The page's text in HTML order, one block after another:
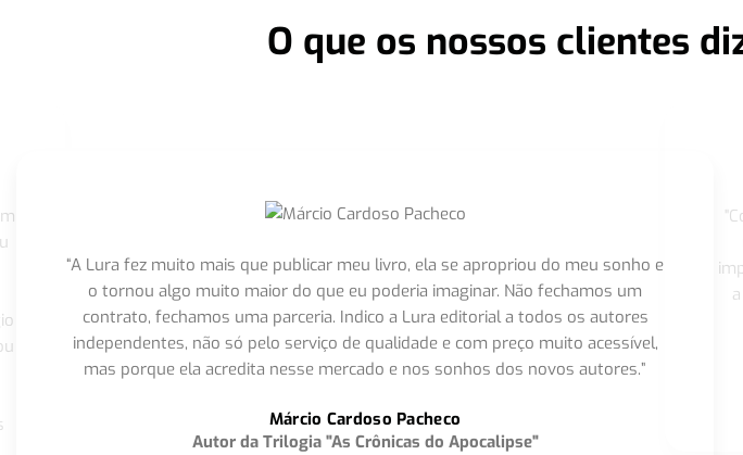
O que os nossos clientes
“A Lura fez muito mais que publicar meu livro, ela se apropriou do meu sonho e
o tornou algo muito maior do que eu poderia imaginar. Não fechamos um
contrato, fechamos uma parceria. Indico a Lura editorial a todos os autores
independentes, não só pelo serviço de qualidade e com preço muito acessível,
mas porque ela acredita nesse mercado e nos sonhos dos novos autores.”
Márcio Cardoso Pacheco
Autor da Trilogia "As Crônicas do Apocalipse"